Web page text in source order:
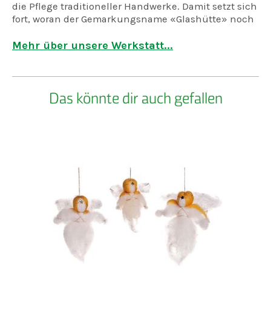
die Pflege traditioneller Handwerke. Damit setzt sich
fort, woran der Gemarkungsname «Glashütte» noch
an ihre Stelle getreten sind Weidenverarbeitung,
auch sehr spezielle Lernangebote für
verschiedenste Begabungen und Neigungen.
Mitarbeiten kommen. Was hier an Fähigkeiten im
Lauf der Jahre erworben wurde, lässt Behinderung
längst hinter echter Professionalität zurücktreten.
Mehr über unsere Werkstatt...
Das könnte dir auch gefallen